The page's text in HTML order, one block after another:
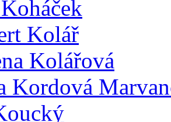
Kolář
Kolářová
Kordová